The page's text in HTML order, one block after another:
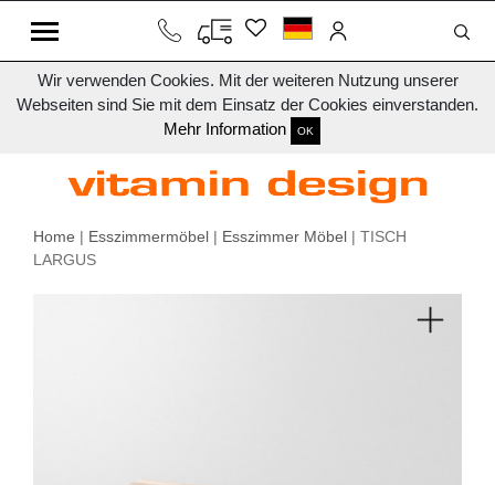
Wir verwenden Cookies. Mit der weiteren Nutzung unserer
Webseiten sind Sie mit dem Einsatz der Cookies einverstanden.
Mehr Information
OK
Home | Esszimmermöbel | Esszimmer Möbel | TISCH
LARGUS